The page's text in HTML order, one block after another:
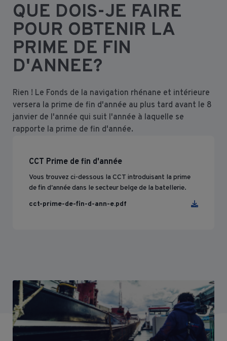
QUE DOIS-JE FAIRE
POUR OBTENIR LA
PRIME DE FIN
D'ANNEE?
Rien ! Le Fonds de la navigation rhénane et intérieure
versera la prime de fin d'année au plus tard avant le 8
janvier de l'année qui suit l'année à laquelle se
rapporte la prime de fin d'année.
CCT Prime de fin d'année
Vous trouvez ci-dessous la CCT introduisant la prime
de fin d'année dans le secteur belge de la batellerie.
cct-prime-de-fin-d-ann-e.pdf